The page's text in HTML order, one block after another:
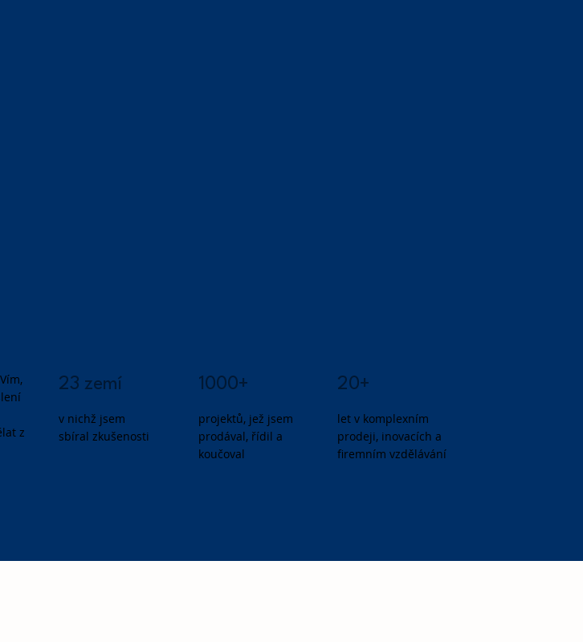
z
23 zemí
v nichž jsem
sbíral zkušenosti
1000+
projektů, jež jsem
prodával, řídil a
koučoval
20+
let v komplexním
prodeji, inovacích a
firemním vzdělávání